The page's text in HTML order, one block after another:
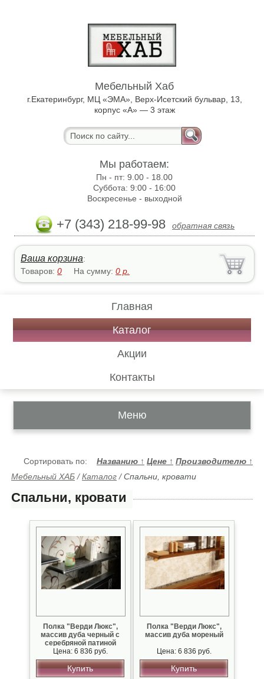
Мебельный Хаб
г.Екатеринбург, МЦ «ЭМА», Верх-Исетский бульвар, 13,
корпус «А» — 3 этаж
Мы работаем:
Пн - пт:9.00 - 18.00
Суббота:9:00 - 16:00
Воскресенье - выходной
+7 (343) 218-99-98 обратная связь
Ваша корзина:
Товаров:0 На сумму:0 р.
Главная
Каталог
Акции
Контакты
Меню
Сортировать по: Названию ↑ Цене ↑ Производителю ↑
Мебельный ХАБ /Каталог /Спальни, кровати
Спальни, кровати
Полка "Верди Люкс",
массив дуба черный с
серебряной патиной
Цена: 6 836 руб.
Купить
Полка "Верди Люкс",
массив дуба мореный
Цена: 6 836 руб.
Купить